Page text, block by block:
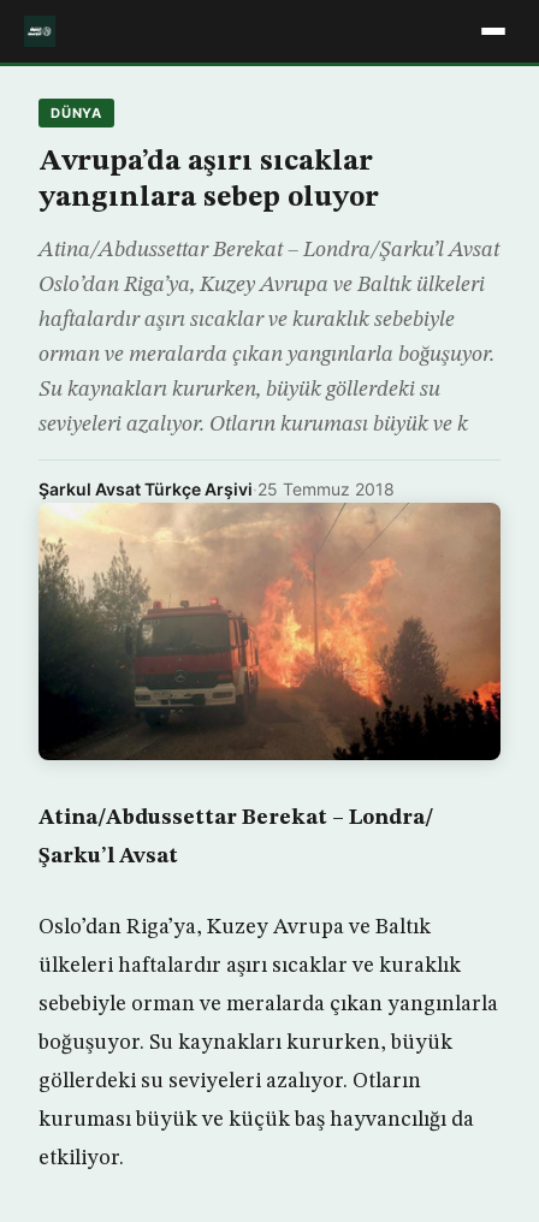
DÜNYA
Avrupa’da aşırı sıcaklar
yangınlara sebep oluyor
Atina/Abdussettar Berekat – Londra/Şarku’l Avsat
Oslo’dan Riga’ya, Kuzey Avrupa ve Baltık ülkeleri
haftalardır aşırı sıcaklar ve kuraklık sebebiyle
orman ve meralarda çıkan yangınlarla boğuşuyor.
Su kaynakları kururken, büyük göllerdeki su
seviyeleri azalıyor. Otların kuruması büyük ve k
Şarkul Avsat Türkçe Arşivi·25 Temmuz 2018
Atina/Abdussettar Berekat – Londra/
Şarku’l Avsat
Oslo’dan Riga’ya, Kuzey Avrupa ve Baltık
ülkeleri haftalardır aşırı sıcaklar ve kuraklık
sebebiyle orman ve meralarda çıkan yangınlarla
boğuşuyor. Su kaynakları kururken, büyük
göllerdeki su seviyeleri azalıyor. Otların
kuruması büyük ve küçük baş hayvancılığı da
etkiliyor.